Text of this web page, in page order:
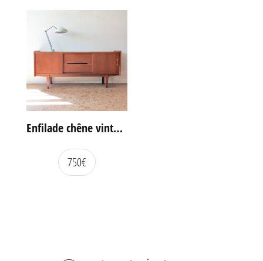
Enfilade chêne vintage portes coulissantes
750€